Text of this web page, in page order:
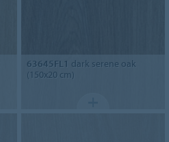
63645FL1 dark serene oak
(150x20 cm)